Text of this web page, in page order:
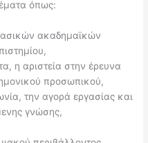
όπως:
ακαδημαϊκών
η αριστεία στην έρευνα
προσωπικού,
την αγορά εργασίας και
γνώσης,